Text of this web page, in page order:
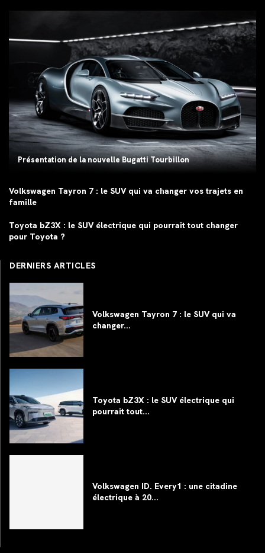
Présentation de la nouvelle Bugatti Tourbillon
Volkswagen Tayron 7 : le SUV qui va changer vos trajets en
famille
Toyota bZ3X : le SUV électrique qui pourrait tout changer
pour Toyota ?
DERNIERS ARTICLES
Volkswagen Tayron 7 : le SUV qui va
changer...
Toyota bZ3X : le SUV électrique qui
pourrait tout...
Volkswagen ID. Every1 : une citadine
électrique à 20...